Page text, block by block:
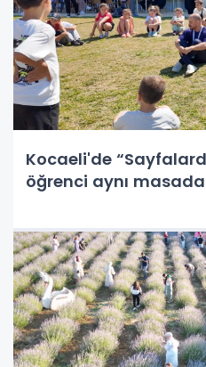
Kocaeli'de
öğrenci aynı masada